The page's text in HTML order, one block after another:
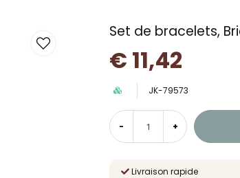
Set de bracelets,
€ 11,42
JK-79573
- +
Livraison rapide